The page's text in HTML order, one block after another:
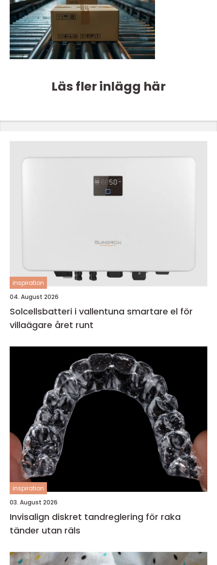
Läs fler inlägg här
inspiration
04. August 2026
Solcellsbatteri i vallentuna smartare el för
villaägare året runt
inspiration
03. August 2026
Invisalign diskret tandreglering för raka
tänder utan räls